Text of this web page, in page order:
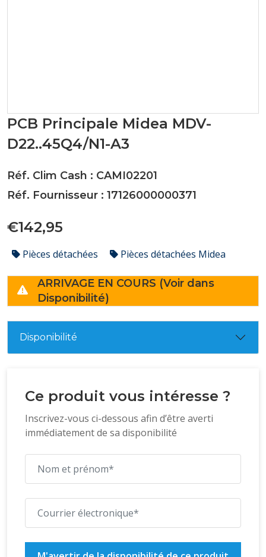
PCB Principale Midea MDV-
D22..45Q4/N1-A3
Réf. Clim Cash : CAMI02201
Réf. Fournisseur : 17126000000371
€142,95
Pièces détachées Pièces détachées Midea
ARRIVAGE EN COURS (Voir dans
Disponibilité)
Disponibilité
Ce produit vous intéresse ?
Inscrivez-vous ci-dessous afin d’être averti
immédiatement de sa disponibilité